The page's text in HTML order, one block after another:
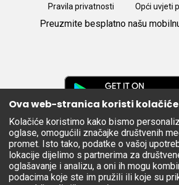
Pravila privatnosti Opći uvjeti
Preuzmite besplatno našu
Apple
Store
Ova web-stranica koristi kolačiće
Kolačiće koristimo kako bismo
oglase, omogućili značajke društvenih
promet. Isto tako, podatke o vašoj
lokacije dijelimo s partnerima za
oglašavanje i analizu, a oni ih mogu
podacima koje ste im pružili ili koje su